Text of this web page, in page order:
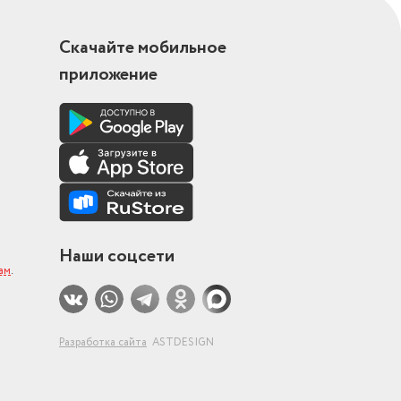
.
Скачайте мобильное
приложение
Наши соцсети
Разработка сайта ASTDESIGN